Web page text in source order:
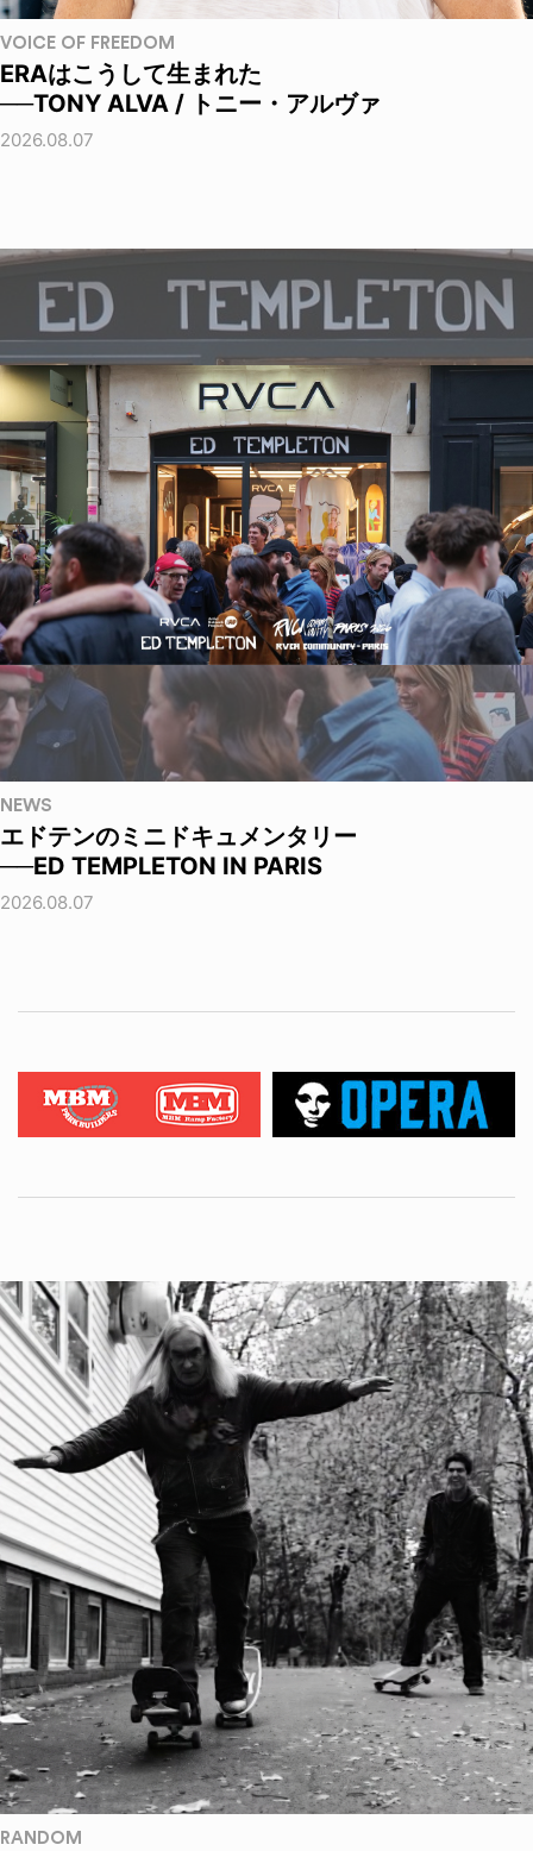
VOICE OF FREEDOM
ERAはこうして生まれた
──TONY ALVA / トニー・アルヴァ
2026.08.07
NEWS
エドテンのミニドキュメンタリー
──ED TEMPLETON IN PARIS
2026.08.07
RANDOM